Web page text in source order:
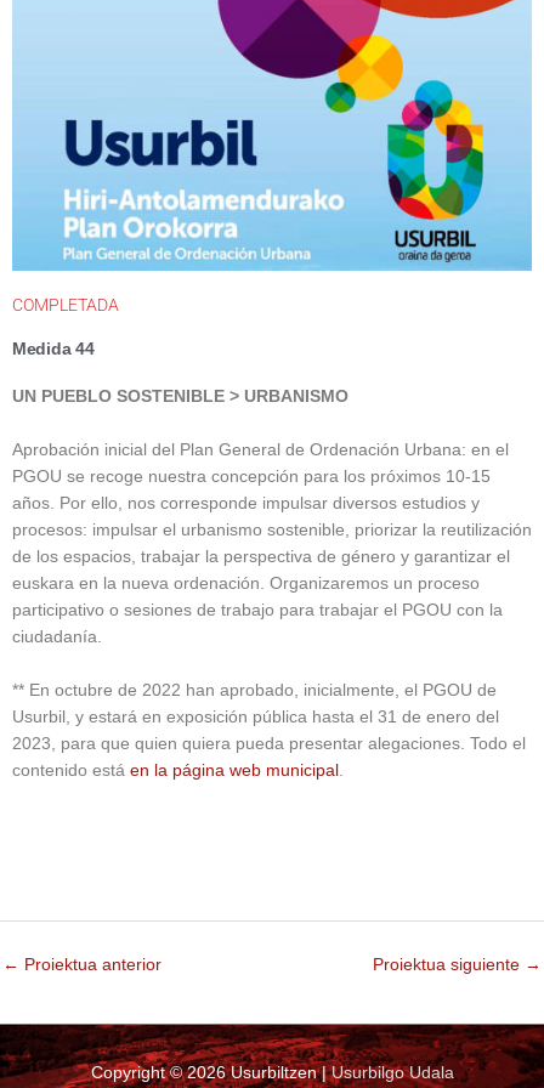
COMPLETADA
Medida 44
UN PUEBLO SOSTENIBLE > URBANISMO
Aprobación inicial del Plan General de Ordenación Urbana: en el
PGOU se recoge nuestra concepción para los próximos 10-15
años. Por ello, nos corresponde impulsar diversos estudios y
procesos: impulsar el urbanismo sostenible, priorizar la reutilización
de los espacios, trabajar la perspectiva de género y garantizar el
euskara en la nueva ordenación. Organizaremos un proceso
participativo o sesiones de trabajo para trabajar el PGOU con la
ciudadanía.
** En octubre de 2022 han aprobado, inicialmente, el PGOU de
Usurbil, y estará en exposición pública hasta el 31 de enero del
2023, para que quien quiera pueda presentar alegaciones. Todo el
contenido está en la página web municipal
← Proiektua anterior Proiektua siguiente →
Copyright © 2026Usurbiltzen|Usurbilgo Udala